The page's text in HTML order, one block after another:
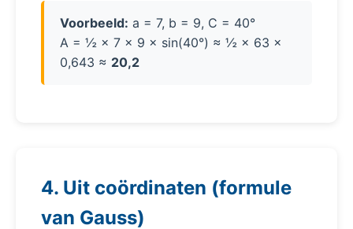
Voorbeeld: a = 7, b = 9, C = 40°
A = ½ × 7 × 9 × sin(40°) ≈ ½ × 63 ×
0,643 ≈ 20,2
4. Uit coördinaten (formule
van Gauss)